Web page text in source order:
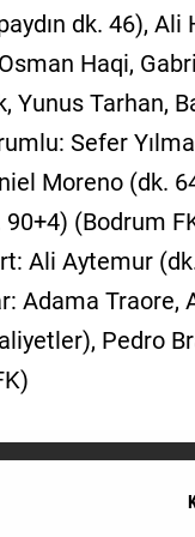
dk. 46),
Haqi,
Yunus Tarhan,
Sefer
Moreno (dk.
90+4) (Bodrum
Ali Aytemur
Adama Traore,
Pedro